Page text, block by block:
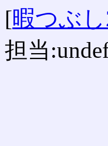
[暇つぶし
担当